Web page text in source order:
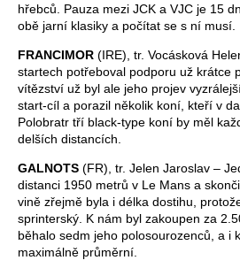
hřebců. Pauza mezi JCK a VJC je 15
obě jarní klasiky a počítat se s ní musí.
FRANCIMOR (IRE), tr. Vocásková
startech potřeboval podporu už krátce
vítězství už byl ale jeho projev
start-cíl a porazil několik koní, kteří v
Polobratr tří black-type koní by měl
delších distancích.
GALNOTS (FR), tr. Jelen Jaroslav –
distanci 1950 metrů v Le Mans a
vině zřejmě byla i délka dostihu,
sprinterský. K nám byl zakoupen za
běhalo sedm jeho polosourozenců, a i
maximálně průměrní.